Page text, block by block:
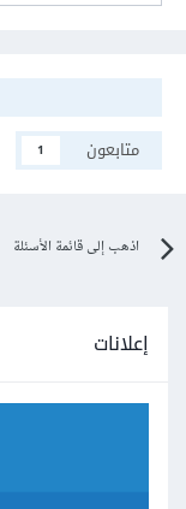
متابعون
1
اذهب إلى قائمة الأسئلة
إعلانات